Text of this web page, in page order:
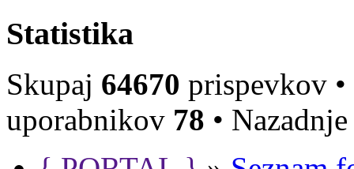
Statistika
Skupaj 64670 prispevkov
uporabnikov 78 •